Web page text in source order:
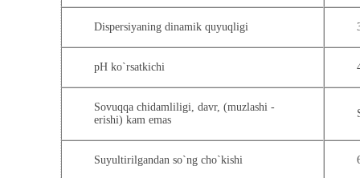
Dispersiyaning dinamik quyuqligi
pH ko`rsatkichi
Sovuqqa chidamliligi, davr, (muzlashi -
erishi) kam emas
Suyultirilgandan so`ng cho`kishi